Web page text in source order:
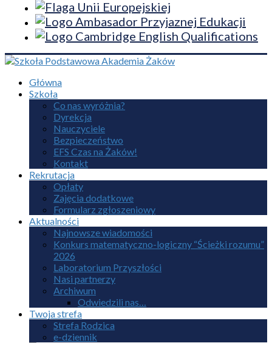
Główna
Szkoła
Co nas wyróżnia?
Dyrekcja
Nauczyciele
Bezpieczeństwo
EFS Czas na Żaków!
Kontakt
Rekrutacja
Opłaty
Zajęcia dodatkowe
Formularz zgłoszeniowy
Aktualności
Najnowsze wiadomości
Konkurs matematyczno-logiczny “Ścieżki rozumu”
2026
Laboratorium Przyszłości
Nasi partnerzy
Archiwum
Odwiedzili nas…
Twoja strefa
Strefa Rodzica
e-dziennik